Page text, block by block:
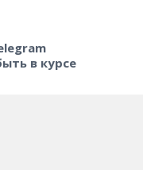
в курсе